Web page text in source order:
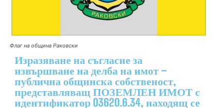
Флаг на община Раковски
Изразяване на съгласие за
извършване на делба на имот –
публична общинска собственост,
представляващ ПОЗЕМЛЕН ИМОТ с
идентификатор 03620.6.34, находящ се